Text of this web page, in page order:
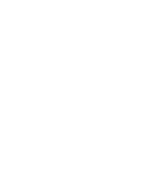
humedad, sino como
no solemos mostrar
Flores —breves,
necesariamente de
se desplazan a otros
estallido de luz.